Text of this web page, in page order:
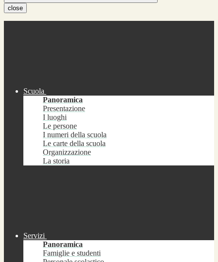
close
Scuola
Panoramica
Presentazione
I luoghi
Le persone
I numeri della scuola
Le carte della scuola
Organizzazione
La storia
Servizi
Panoramica
Famiglie e studenti